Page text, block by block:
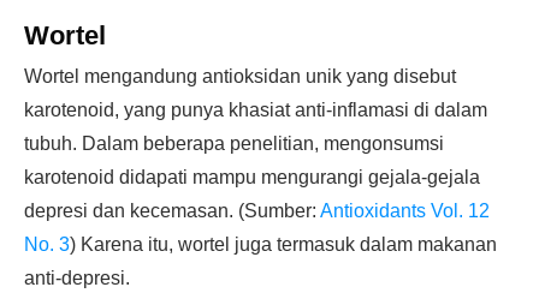
Wortel
Wortel mengandung antioksidan unik yang disebut
karotenoid, yang punya khasiat anti-inflamasi di dalam
tubuh. Dalam beberapa penelitian, mengonsumsi
karotenoid didapati mampu mengurangi gejala-gejala
depresi dan kecemasan. (Sumber: Antioxidants Vol. 12
No. 3) Karena itu, wortel juga termasuk dalam makanan
anti-depresi.